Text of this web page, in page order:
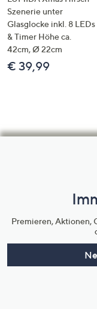
Szenerie unter
Glasglocke inkl. 8 LEDs
& Timer Höhe ca.
42cm, Ø 22cm
€ 39,99
Premieren, Aktionen,